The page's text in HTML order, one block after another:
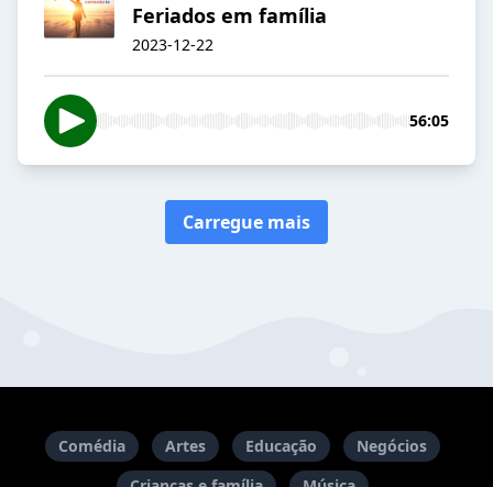
Feriados em família
2023-12-22
56:05
Carregue mais
Comédia Artes Educação
Negócios